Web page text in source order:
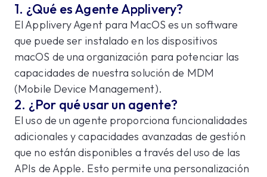
1. ¿Qué es Agente Applivery?
El Applivery Agent para MacOS es un software
que puede ser instalado en los dispositivos
macOS de una organización para potenciar las
capacidades de nuestra solución de MDM
(Mobile Device Management).
2. ¿Por qué usar un agente?
El uso de un agente proporciona funcionalidades
adicionales y capacidades avanzadas de gestión
que no están disponibles a través del uso de las
APIs de Apple. Esto permite una personalización